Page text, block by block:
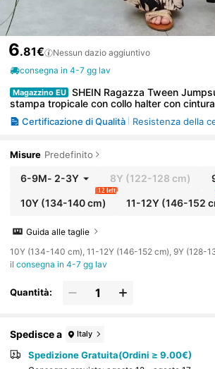
6.81€
Nessun dazio aggiuntivo
consegna in 4-7 gg lav
Magazzino EU
SHEIN Ragazza Tween
stampa tropicale con collo halter con cintura
Certificazione di Qualità Resistenza della cerniera, Resistenza del colore al
Misure Predefinito
6-9M- 2-3Y 8Y (122-128 cm)
10Y(134-140 cm)
12 left
11-12Y (146-152
Guida alle taglie
10Y (134-140 cm), 11-12Y (146-152 cm), 9Y (128-
ilconsegna in 4-7 gg lav
Quantità:
Spedisce a Italy
Spedizione Gratuita(Ordini ≥ 9.00€)